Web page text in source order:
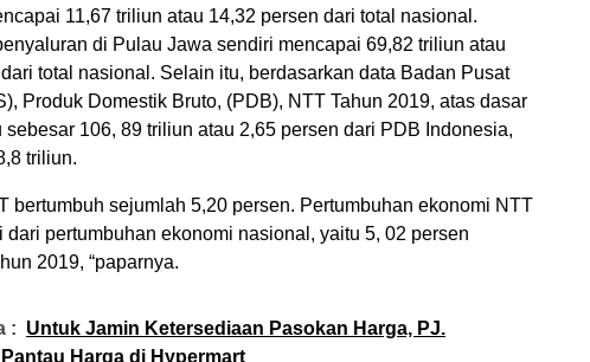
11,67 triliun atau 14,32 persen dari total nasional.
di Pulau Jawa sendiri mencapai 69,82 triliun atau
total nasional. Selain itu, berdasarkan data Badan Pusat
Produk Domestik Bruto, (PDB), NTT Tahun 2019, atas dasar
sebesar 106, 89 triliun atau 2,65 persen dari PDB Indonesia,
triliun.
bertumbuh sejumlah 5,20 persen. Pertumbuhan ekonomi NTT
dari pertumbuhan ekonomi nasional, yaitu 5, 02 persen
2019, “paparnya.
: Untuk Jamin Ketersediaan Pasokan Harga, PJ.
Harga di Hypermart